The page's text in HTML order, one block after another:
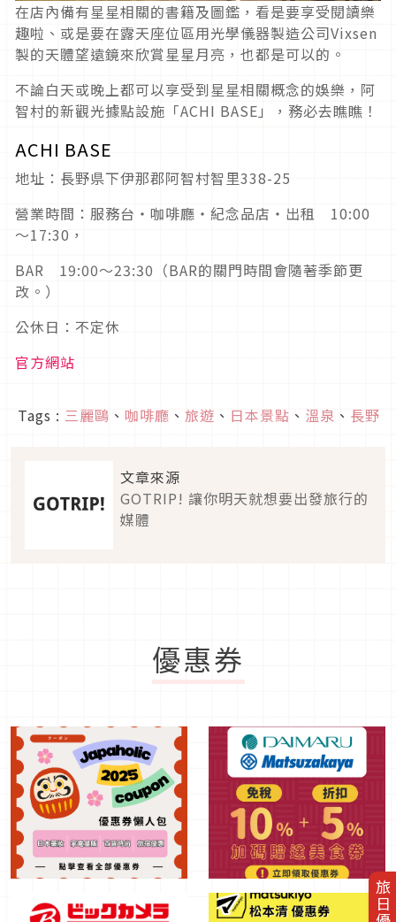
在店內備有星星相關的書籍及圖鑑，看是要享受閱讀樂
趣啦、或是要在露天座位區用光學儀器製造公司Vixsen
製的天體望遠鏡來欣賞星星月亮，也都是可以的。
不論白天或晚上都可以享受到星星相關概念的娛樂，阿
智村的新觀光據點設施「ACHI BASE」，務必去瞧瞧！
ACHI BASE
地址：長野県下伊那郡阿智村智里338-25
營業時間：服務台・咖啡廳・紀念品店・出租 10:00
～17:30，
BAR 19:00～23:30（BAR的關門時間會隨著季節更
改。）
公休日：不定休
官方網站
Tags : 三麗鷗 、 咖啡廳 、 旅遊 、 日本景點 、 溫泉 、 長野
文章來源
GOTRIP! 讓你明天就想要出發旅行的
媒體
優惠券